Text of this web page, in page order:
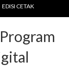
EDISI CETAK